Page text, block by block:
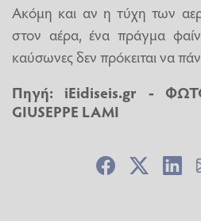
Ακόμη και αν η τύχη των
στον αέρα, ένα πράγμα
καύσωνες δεν πρόκειται να
Πηγή:iEidiseis.gr -
GIUSEPPE LAMI